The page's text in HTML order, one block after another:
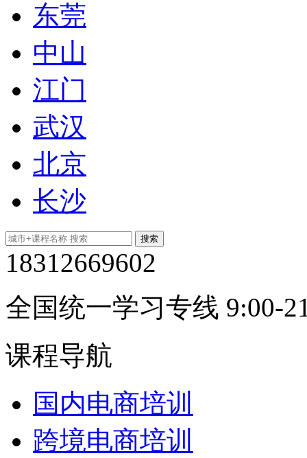
东莞
中山
江门
武汉
北京
长沙
18312669602
全国统一学习专线 9:00-
课程导航
国内电商培训
跨境电商培训